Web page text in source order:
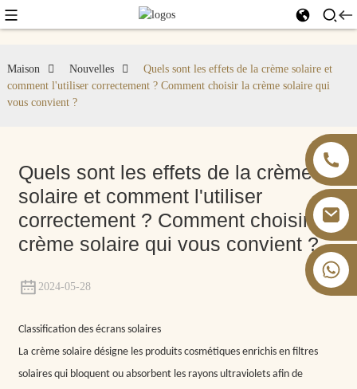
Maison Nouvelles
Quels sont les effets de la crème solaire et
comment l'utiliser correctement ? Comment choisir la crème solaire qui
vous convient ?
Quels sont les effets de la crème
solaire et comment l'utiliser
correctement ? Comment choisir la
crème solaire qui vous convient ?
2024-05-28
Classification des écrans solaires
La crème solaire désigne les produits cosmétiques enrichis en filtres
solaires qui bloquent ou absorbent les rayons ultraviolets afin de